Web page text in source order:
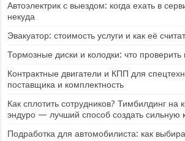
Автоэлектрик с выездом: когда ехать в
некуда
Эвакуатор: стоимость услуги и как её
Тормозные диски и колодки: что
Контрактные двигатели и КПП для
поставщика и комплектность
Как сплотить сотрудников? Тимбилдинг на
эндуро — лучший способ создать сильную
Подработка для автомобилиста: как